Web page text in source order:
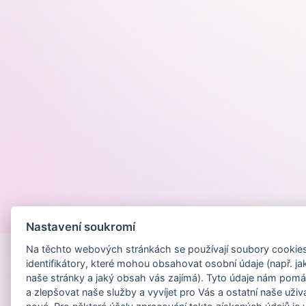
Nastavení soukromí
Na těchto webových stránkách se používají soubory
identifikátory, které mohou obsahovat osobní údaje (např.
naše stránky a jaký obsah vás zajímá). Tyto údaje nám
a zlepšovat naše služby a vyvíjet pro Vás a ostatní naše